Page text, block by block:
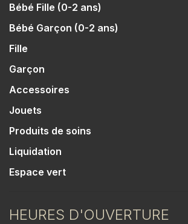
Bébé Fille (0-2 ans)
Bébé Garçon (0-2 ans)
Fille
Garçon
Accessoires
Jouets
Produits de soins
Liquidation
Espace vert
HEURES D'OUVERTURE